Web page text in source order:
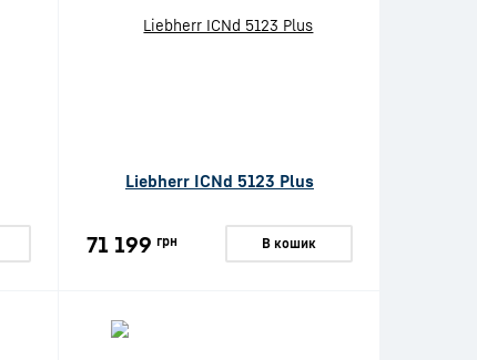
Liebherr ICNd 5123 Plus
71 199 грн В кошик